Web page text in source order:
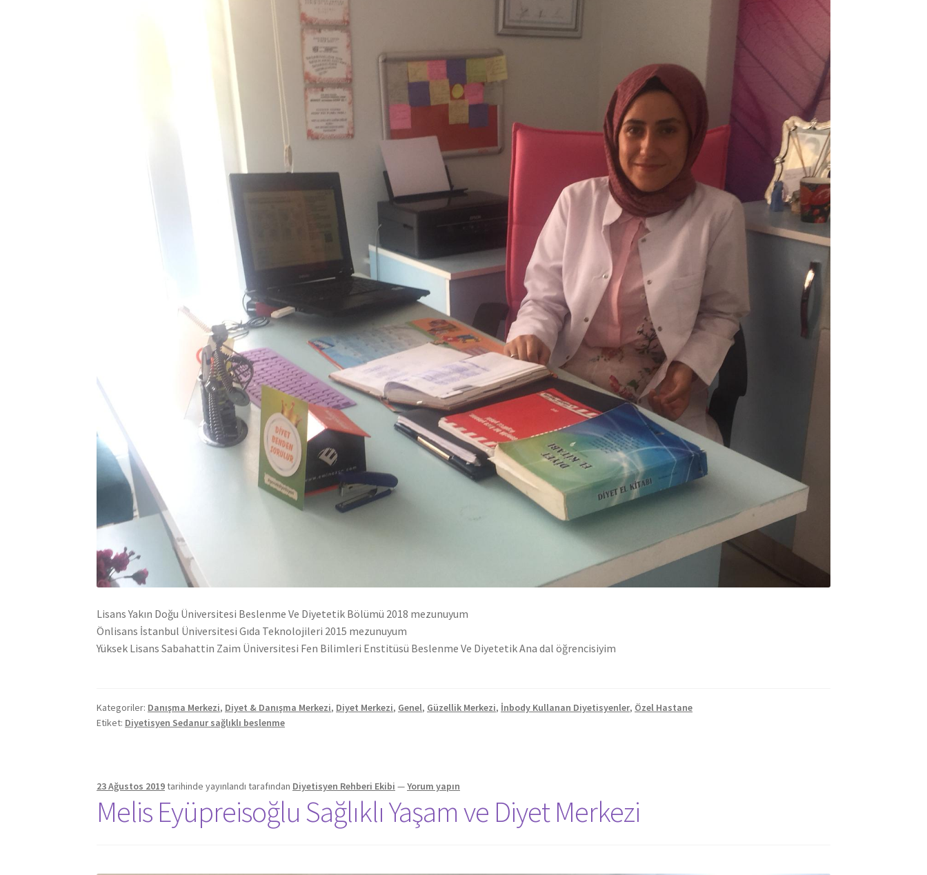
Lisans Yakın Doğu Üniversitesi Beslenme Ve Diyetetik Bölümü 2018 mezunuyum
Önlisans İstanbul Üniversitesi Gıda Teknolojileri 2015 mezunuyum
Yüksek Lisans Sabahattin Zaim Üniversitesi Fen Bilimleri Enstitüsü Beslenme Ve Diyetetik Ana dal öğrencisiyim
Kategoriler: Danışma Merkezi, Diyet & Danışma Merkezi, Diyet Merkezi, Genel, Güzellik Merkezi, İnbody Kullanan Diyetisyenler, Özel Hastane
Etiket: Diyetisyen Sedanur sağlıklı beslenme
23 Ağustos 2019tarihinde yayınlandı tarafından Diyetisyen Rehberi Ekibi —Yorum yapın
Melis Eyüpreisoğlu Sağlıklı Yaşam ve Diyet Merkezi